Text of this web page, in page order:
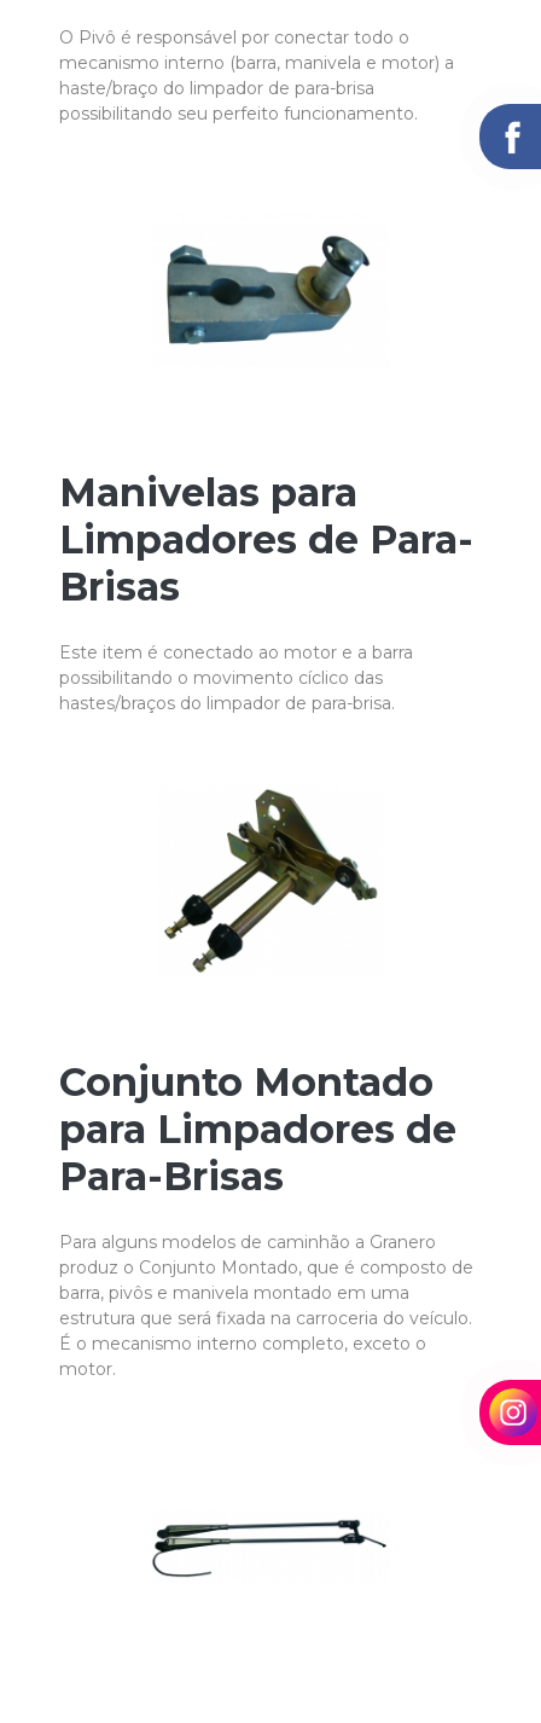
O Pivô é responsável por conectar todo o
mecanismo interno (barra, manivela e motor) a
haste/braço do limpador de para-brisa
possibilitando seu perfeito funcionamento.
Manivelas para
Limpadores de Para-
Brisas
Este item é conectado ao motor e a barra
possibilitando o movimento cíclico das
hastes/braços do limpador de para-brisa.
Conjunto Montado
para Limpadores de
Para-Brisas
Para alguns modelos de caminhão a Granero
produz o Conjunto Montado, que é composto de
barra, pivôs e manivela montado em uma
estrutura que será fixada na carroceria do veículo.
É o mecanismo interno completo, exceto o
motor.